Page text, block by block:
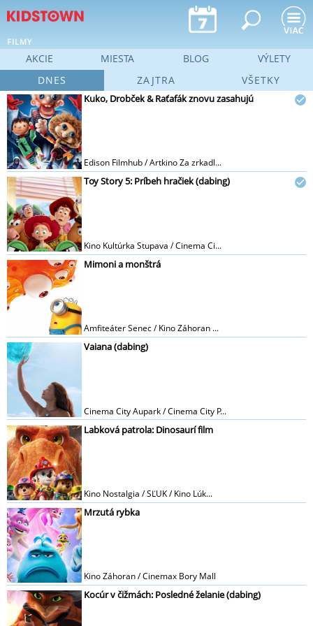
Jump to navigation
FILMY
Kuko, Drobček & Raťafák znovu zasahujú
Edison Filmhub / Artkino Za zrkadl...
Toy Story 5: Príbeh hračiek (dabing)
Kino Kultúrka Stupava / Cinema Ci...
Mimoni a monštrá
Amfiteáter Senec / Kino Záhoran ...
Vaiana (dabing)
Cinema City Aupark / Cinema City P...
Labková patrola: Dinosaurí film
Kino Nostalgia / SĽUK / Kino Lúk...
Mrzutá rybka
Kino Záhoran / Cinemax Bory Mall
Kocúr v čižmách: Posledné želanie (dabing)
AKCIE MIESTA BLOG
VÝLETY
DNES
ZAJTRA VŠETKY